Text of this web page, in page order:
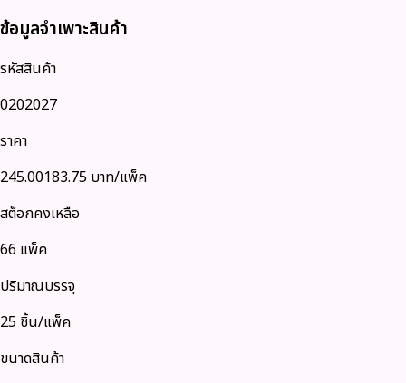
ข้อมูลจำเพาะสินค้า
รหัสสินค้า
0202027
ราคา
245.00183.75 บาท/แพ็ค
สต็อกคงเหลือ
66 แพ็ค
ปริมาณบรรจุ
25 ชิ้น/แพ็ค
ขนาดสินค้า